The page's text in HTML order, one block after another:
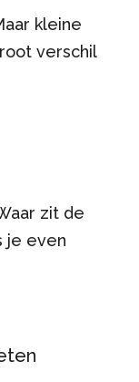
kleine
verschil
zit de
je even